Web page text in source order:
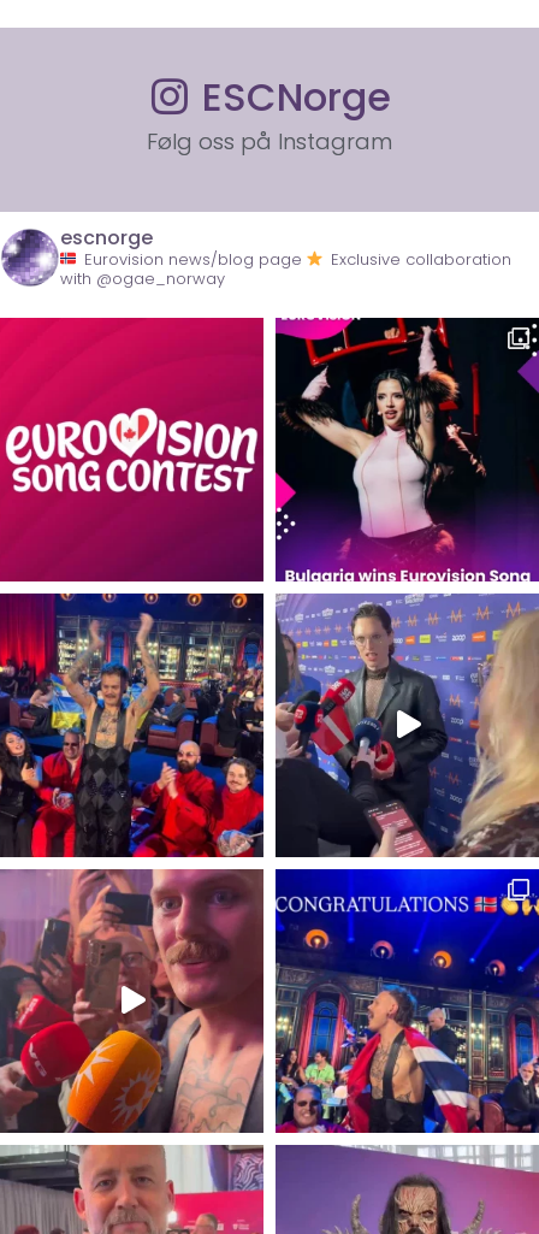
ESCNorge
Følg oss på Instagram
escnorge
Eurovision news/blog page
Exclusive collaboration
with @ogae_norway